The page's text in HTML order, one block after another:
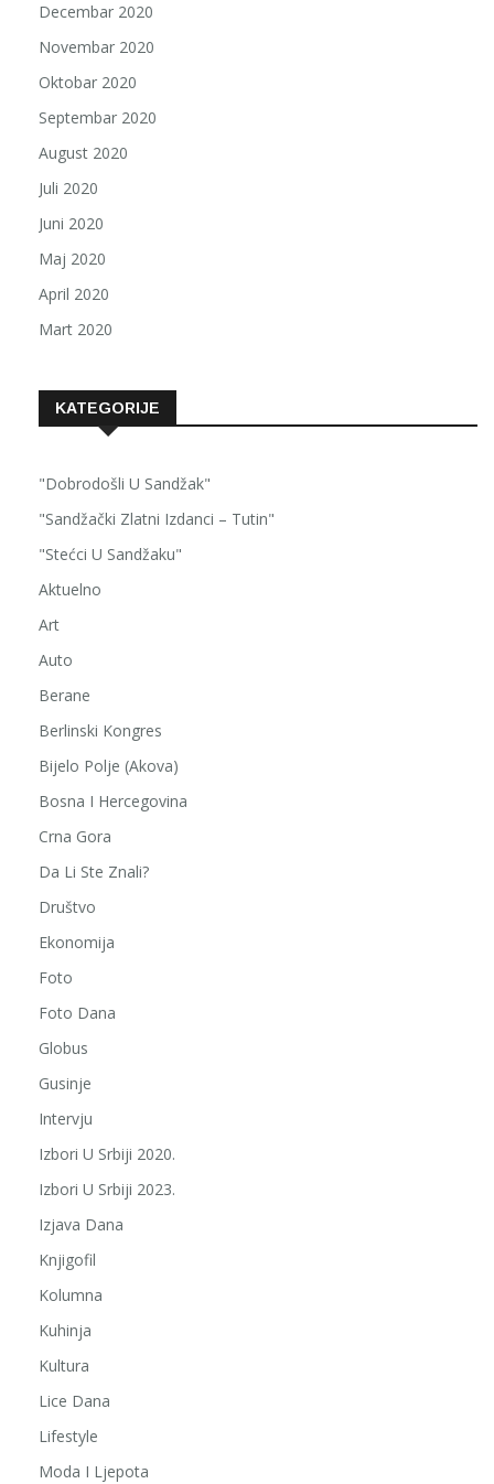
Decembar 2020
Novembar 2020
Oktobar 2020
Septembar 2020
August 2020
Juli 2020
Juni 2020
Maj 2020
April 2020
Mart 2020
KATEGORIJE
"Dobrodošli U Sandžak"
"Sandžački Zlatni Izdanci – Tutin"
"Stećci U Sandžaku"
Aktuelno
Art
Auto
Berane
Berlinski Kongres
Bijelo Polje (Akova)
Bosna I Hercegovina
Crna Gora
Da Li Ste Znali?
Društvo
Ekonomija
Foto
Foto Dana
Globus
Gusinje
Intervju
Izbori U Srbiji 2020.
Izbori U Srbiji 2023.
Izjava Dana
Knjigofil
Kolumna
Kuhinja
Kultura
Lice Dana
Lifestyle
Moda I Ljepota